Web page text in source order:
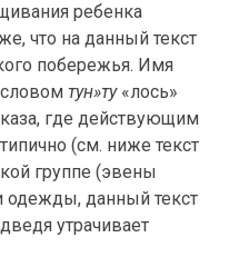
ребенка
что на данный текст
побережья. Имя
тун»ту«лось»
где действующим
(см. ниже текст
группе (эвены
одежды, данный текст
утрачивает